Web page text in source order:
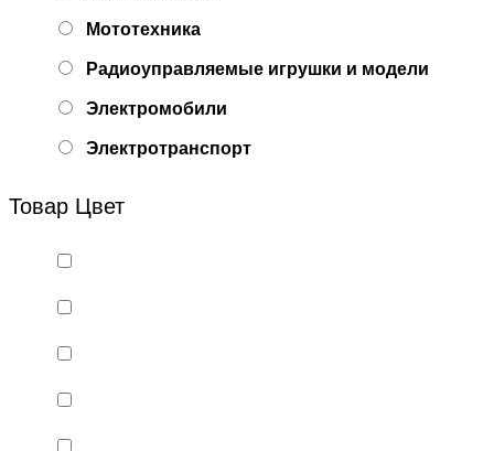
Мототехника
Радиоуправляемые игрушки и модели
Электромобили
Электротранспорт
Товар Цвет